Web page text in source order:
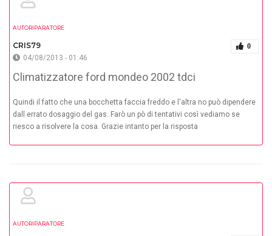
AUTORIPARATORE
CRIS79 0
04/08/2013 - 01:46
Climatizzatore ford mondeo 2002 tdci
Quindi il fatto che una bocchetta faccia freddo e l'altra no può dipendere
dall errato dosaggio del gas. Farò un pò di tentativi così vediamo se
riesco a risolvere la cosa. Grazie intanto per la risposta
AUTORIPARATORE